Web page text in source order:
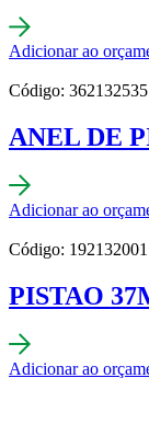
Adicionar ao
Código: 362132535
ANEL DE
Adicionar ao
Código: 192132001
PISTAO
Adicionar ao